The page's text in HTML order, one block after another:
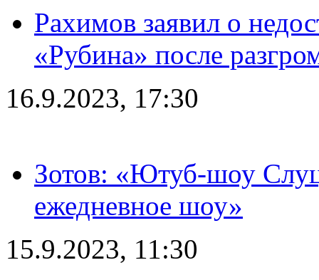
Рахимов заявил о
«Рубина» после
16.9.2023, 17:30
Зотов: «Ютуб-шоу
ежедневное шоу»
15.9.2023, 11:30